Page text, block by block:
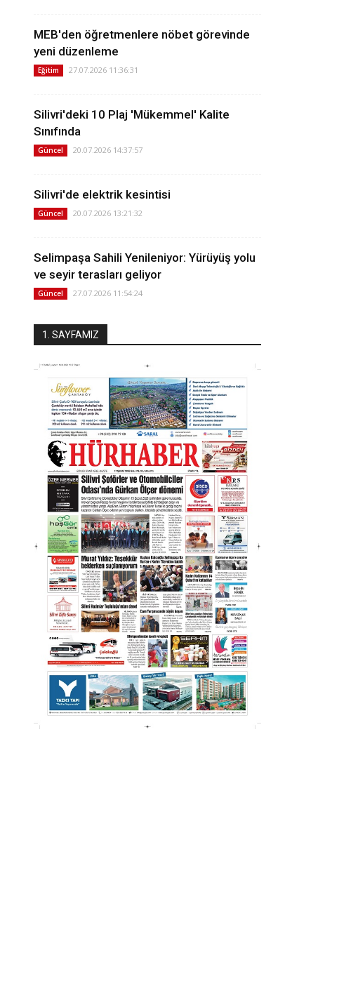
MEB'den öğretmenlere nöbet görevinde
yeni düzenleme
Eğitim 27.07.2026 11:36:31
Silivri'deki 10 Plaj 'Mükemmel' Kalite
Sınıfında
Güncel 20.07.2026 14:37:57
Silivri'de elektrik kesintisi
Güncel 20.07.2026 13:21:32
Selimpaşa Sahili Yenileniyor: Yürüyüş yolu
ve seyir terasları geliyor
Güncel 27.07.2026 11:54:24
1. SAYFAMIZ